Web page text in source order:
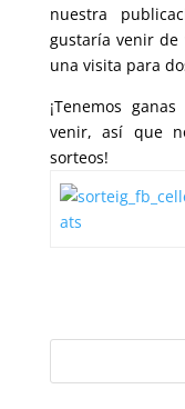
nuestra
gustaría venir de
una visita para
¡Tenemos
venir, así que
sorteos!